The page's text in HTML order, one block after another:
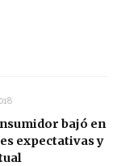
bajó en
expectativas y